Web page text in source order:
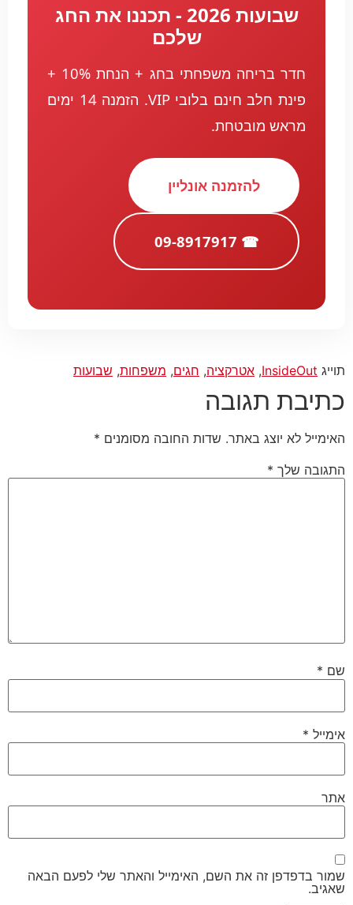
שבועות 2026 - תכננו את החג
שלכם
חדר בריחה משפחתי בחג + הנחת 10% +
פינת חלב חינם בלובי VIP. הזמנה 14 ימים
מראש מובטחת.
להזמנה אונליין
☎ 09-8917917
תוייג InsideOut
, אטרקציה, חגים, משפחות, שבועות
כתיבת תגובה
האימייל לא יוצג באתר. שדות החובה מסומנים *
התגובה שלך *
שם *
אימייל *
אתר
שמור בדפדפן זה את השם, האימייל והאתר שלי לפעם הבאה
שאגיב.